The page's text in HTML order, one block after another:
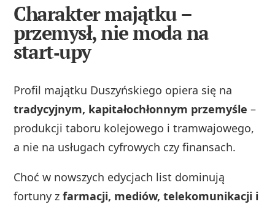
Charakter majątku –
przemysł, nie moda na
start‑upy
Profil majątku Duszyńskiego opiera się na
tradycyjnym, kapitałochłonnym przemyśle –
produkcji taboru kolejowego i tramwajowego,
a nie na usługach cyfrowych czy finansach.
Choć w nowszych edycjach list dominują
fortuny zfarmacji, mediów, telekomunikacji i